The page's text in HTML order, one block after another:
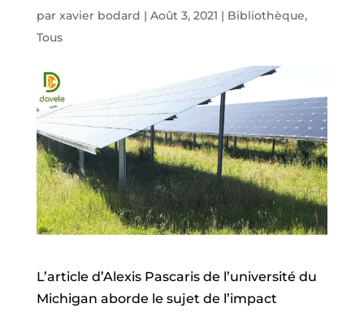
par xavier bodard | Août 3, 2021 | Bibliothèque,
Tous
L’article d’Alexis Pascaris de l’université du
Michigan aborde le sujet de l’impact